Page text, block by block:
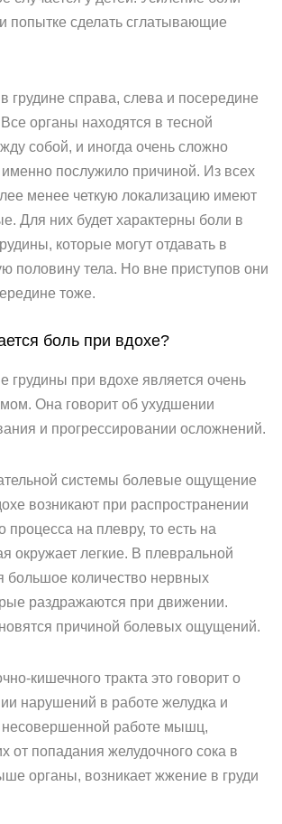
попытке сделать сглатывающие
грудине справа, слева и посередине
органы находятся в тесной
собой, и иногда очень сложно
именно послужило причиной. Из всех
менее четкую локализацию имеют
Для них будет характерны боли в
которые могут отдавать в
половину тела. Но вне приступов они
тоже.
боль при вдохе?
грудины при вдохе является очень
Она говорит об ухудшении
и прогрессировании осложнений.
системы болевые ощущение
возникают при распространении
процесса на плевру, то есть на
окружает легкие. В плевральной
большое количество нервных
раздражаются при движении.
причиной болевых ощущений.
кишечного тракта это говорит о
нарушений в работе желудка и
работе мышц,
от попадания желудочного сока в
органы, возникает жжение в груди